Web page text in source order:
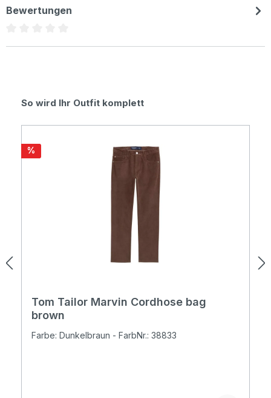
Bewertungen
Produktgalerie überspringen
So wird Ihr Outfit komplett
Rabatt
%
Tom Tailor Marvin Cordhose bag
brown
Farbe: Dunkelbraun - FarbNr.: 38833